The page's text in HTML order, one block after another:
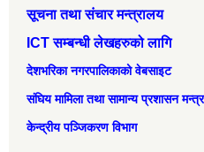
सूचना तथा संचार मन्त्रालय
ICT सम्बन्धी लेखहरुको लागि
देशभरिका नगरपालिकाको वेबसाइट
संघिय मामिला तथा सामान्‍य प्रशासन
केन्द्रीय पञ्जिकरण विभाग